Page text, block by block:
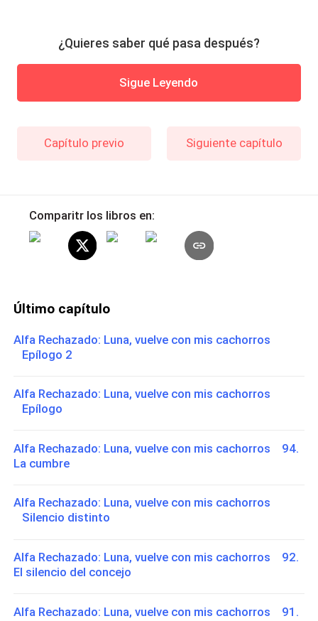
¿Quieres saber qué pasa después?
Sigue Leyendo
Capítulo previo Siguiente capítulo
Comparitr los libros en:
Último capítulo
Alfa Rechazado: Luna, vuelve con mis cachorros
Epílogo 2
Alfa Rechazado: Luna, vuelve con mis cachorros
Epílogo
Alfa Rechazado: Luna, vuelve con mis cachorros 94.
La cumbre
Alfa Rechazado: Luna, vuelve con mis cachorros
Silencio distinto
Alfa Rechazado: Luna, vuelve con mis cachorros 92.
El silencio del concejo
Alfa Rechazado: Luna, vuelve con mis cachorros 91.